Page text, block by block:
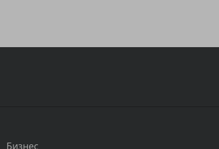
Бизнес